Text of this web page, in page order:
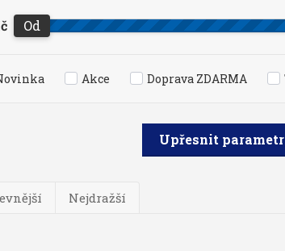
Upřesnit
Od
Akce Doprava ZDARMA
Nejdražší